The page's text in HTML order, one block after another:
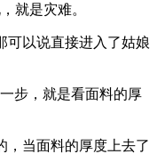
就是灾难。
以说直接进入了姑娘
步，就是看面料的厚
当面料的厚度上去了